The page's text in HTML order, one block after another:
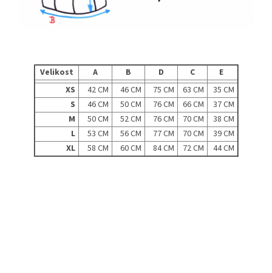
Velikost A B D C
E
XS
42 CM 46 CM 75 CM 63 CM
35 CM
S
46 CM 50 CM 76 CM 66 CM
37 CM
M
50 CM 52 CM 76 CM 70 CM
38 CM
L
53 CM 56 CM 77 CM 70 CM
39 CM
XL
58 CM 60 CM 84 CM 72 CM 44 CM